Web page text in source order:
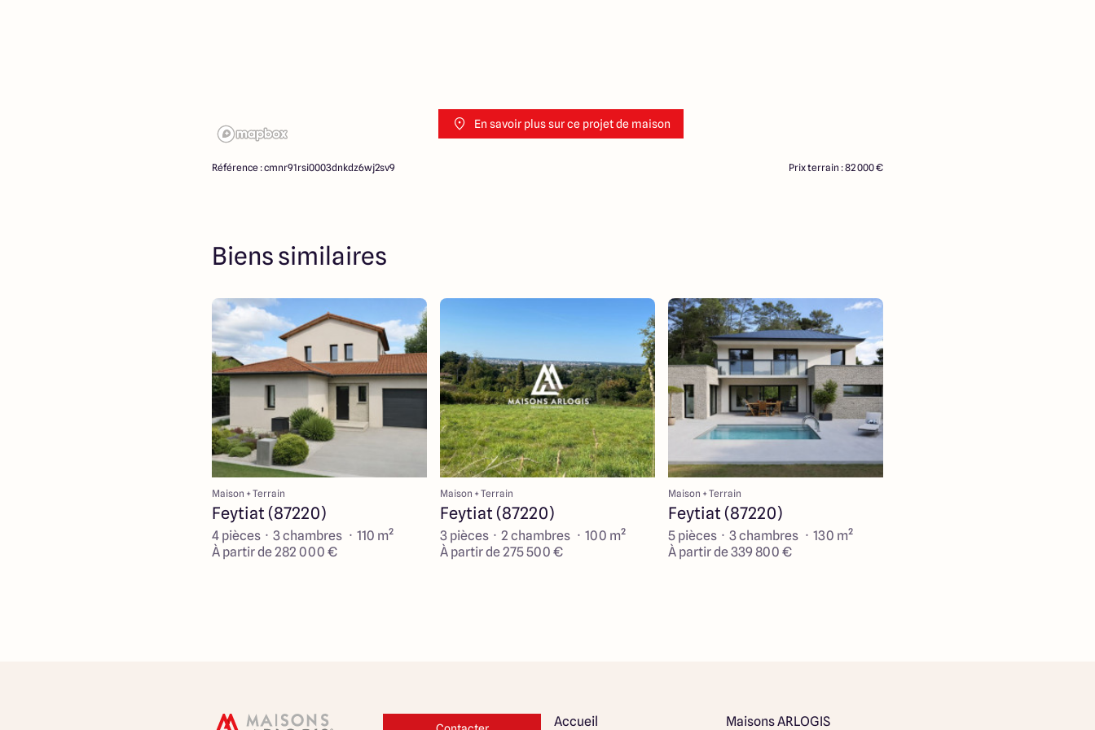
En savoir plus sur ce projet de maison
Référence : cmnr91rsi0003dnkdz6wj2sv9 Prix terrain : 82 000 €
Biens similaires
Maison + Terrain
Feytiat (87220)
4 pièces · 3 chambres · 110 m²
À partir de 282 000 €
Maison + Terrain
Feytiat (87220)
3 pièces · 2 chambres · 100 m²
À partir de 275 500 €
Maison + Terrain
Feytiat (87220)
5 pièces · 3 chambres · 130 m²
À partir de 339 800 €
Accueil Maisons ARLOGIS